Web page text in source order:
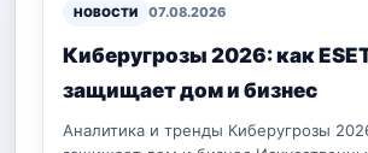
НОВОСТИ 07.08.2026
Киберугрозы 2026: как
защищает дом и бизнес
Аналитика и тренды Киберугрозы